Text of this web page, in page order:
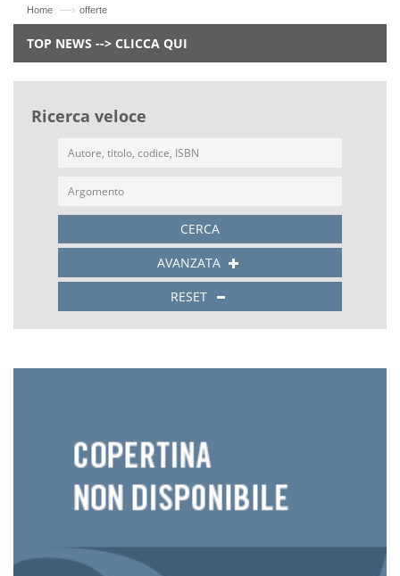
Home —› offerte
TOP NEWS --> CLICCA QUI
Ricerca veloce
CERCA
AVANZATA
RESET